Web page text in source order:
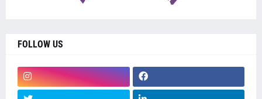
FOLLOW US